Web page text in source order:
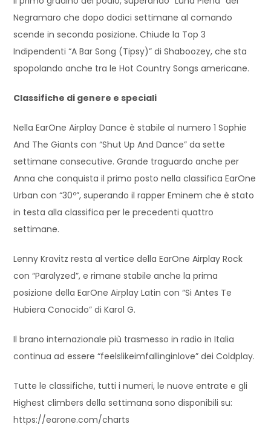
Negramaro che dopo dodici settimane al comando
scende in seconda posizione. Chiude la Top 3
Indipendenti “A Bar Song (Tipsy)” di Shaboozey, che sta
spopolando anche tra le Hot Country Songs americane.
Classifiche di genere e speciali
Nella EarOne Airplay Dance è stabile al numero 1 Sophie
And The Giants con “Shut Up And Dance” da sette
settimane consecutive. Grande traguardo anche per
Anna che conquista il primo posto nella classifica EarOne
Urban con “30º”, superando il rapper Eminem che è stato
in testa alla classifica per le precedenti quattro
settimane.
Lenny Kravitz resta al vertice della EarOne Airplay Rock
con “Paralyzed”, e rimane stabile anche la prima
posizione della EarOne Airplay Latin con “Si Antes Te
Hubiera Conocido” di Karol G.
Il brano internazionale più trasmesso in radio in Italia
continua ad essere “feelslikeimfallinginlove” dei Coldplay.
Tutte le classifiche, tutti i numeri, le nuove entrate e gli
Highest climbers della settimana sono disponibili su:
https://earone.com/charts